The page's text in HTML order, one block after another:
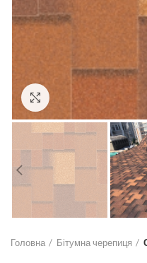
Click to enlarge
Головна Бітумна черепиця